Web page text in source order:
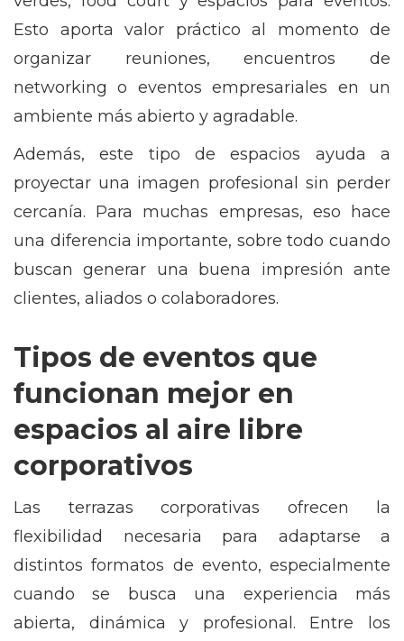
Esto aporta valor práctico al momento de
organizar reuniones, encuentros de
networking o eventos empresariales en un
ambiente más abierto y agradable.
Además, este tipo de espacios ayuda a
proyectar una imagen profesional sin perder
cercanía. Para muchas empresas, eso hace
una diferencia importante, sobre todo cuando
buscan generar una buena impresión ante
clientes, aliados o colaboradores.
Tipos de eventos que
funcionan mejor en
espacios al aire libre
corporativos
Las terrazas corporativas ofrecen la
flexibilidad necesaria para adaptarse a
distintos formatos de evento, especialmente
cuando se busca una experiencia más
abierta, dinámica y profesional. Entre los